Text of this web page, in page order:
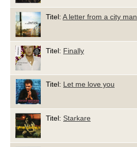
Titel: A letter from a city man
Titel: Finally
Titel: Let me love you
Titel: Starkare